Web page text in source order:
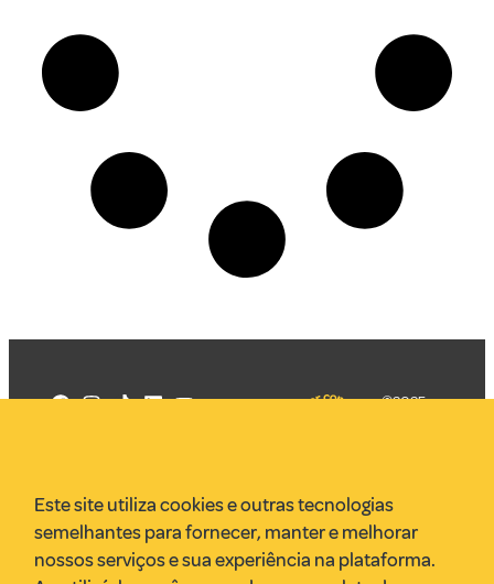
VR Assessoria
Parcerias
Envie uma pauta
©2025
Este site utiliza cookies e outras tecnologias
semelhantes para fornecer, manter e melhorar
nossos serviços e sua experiência na plataforma.